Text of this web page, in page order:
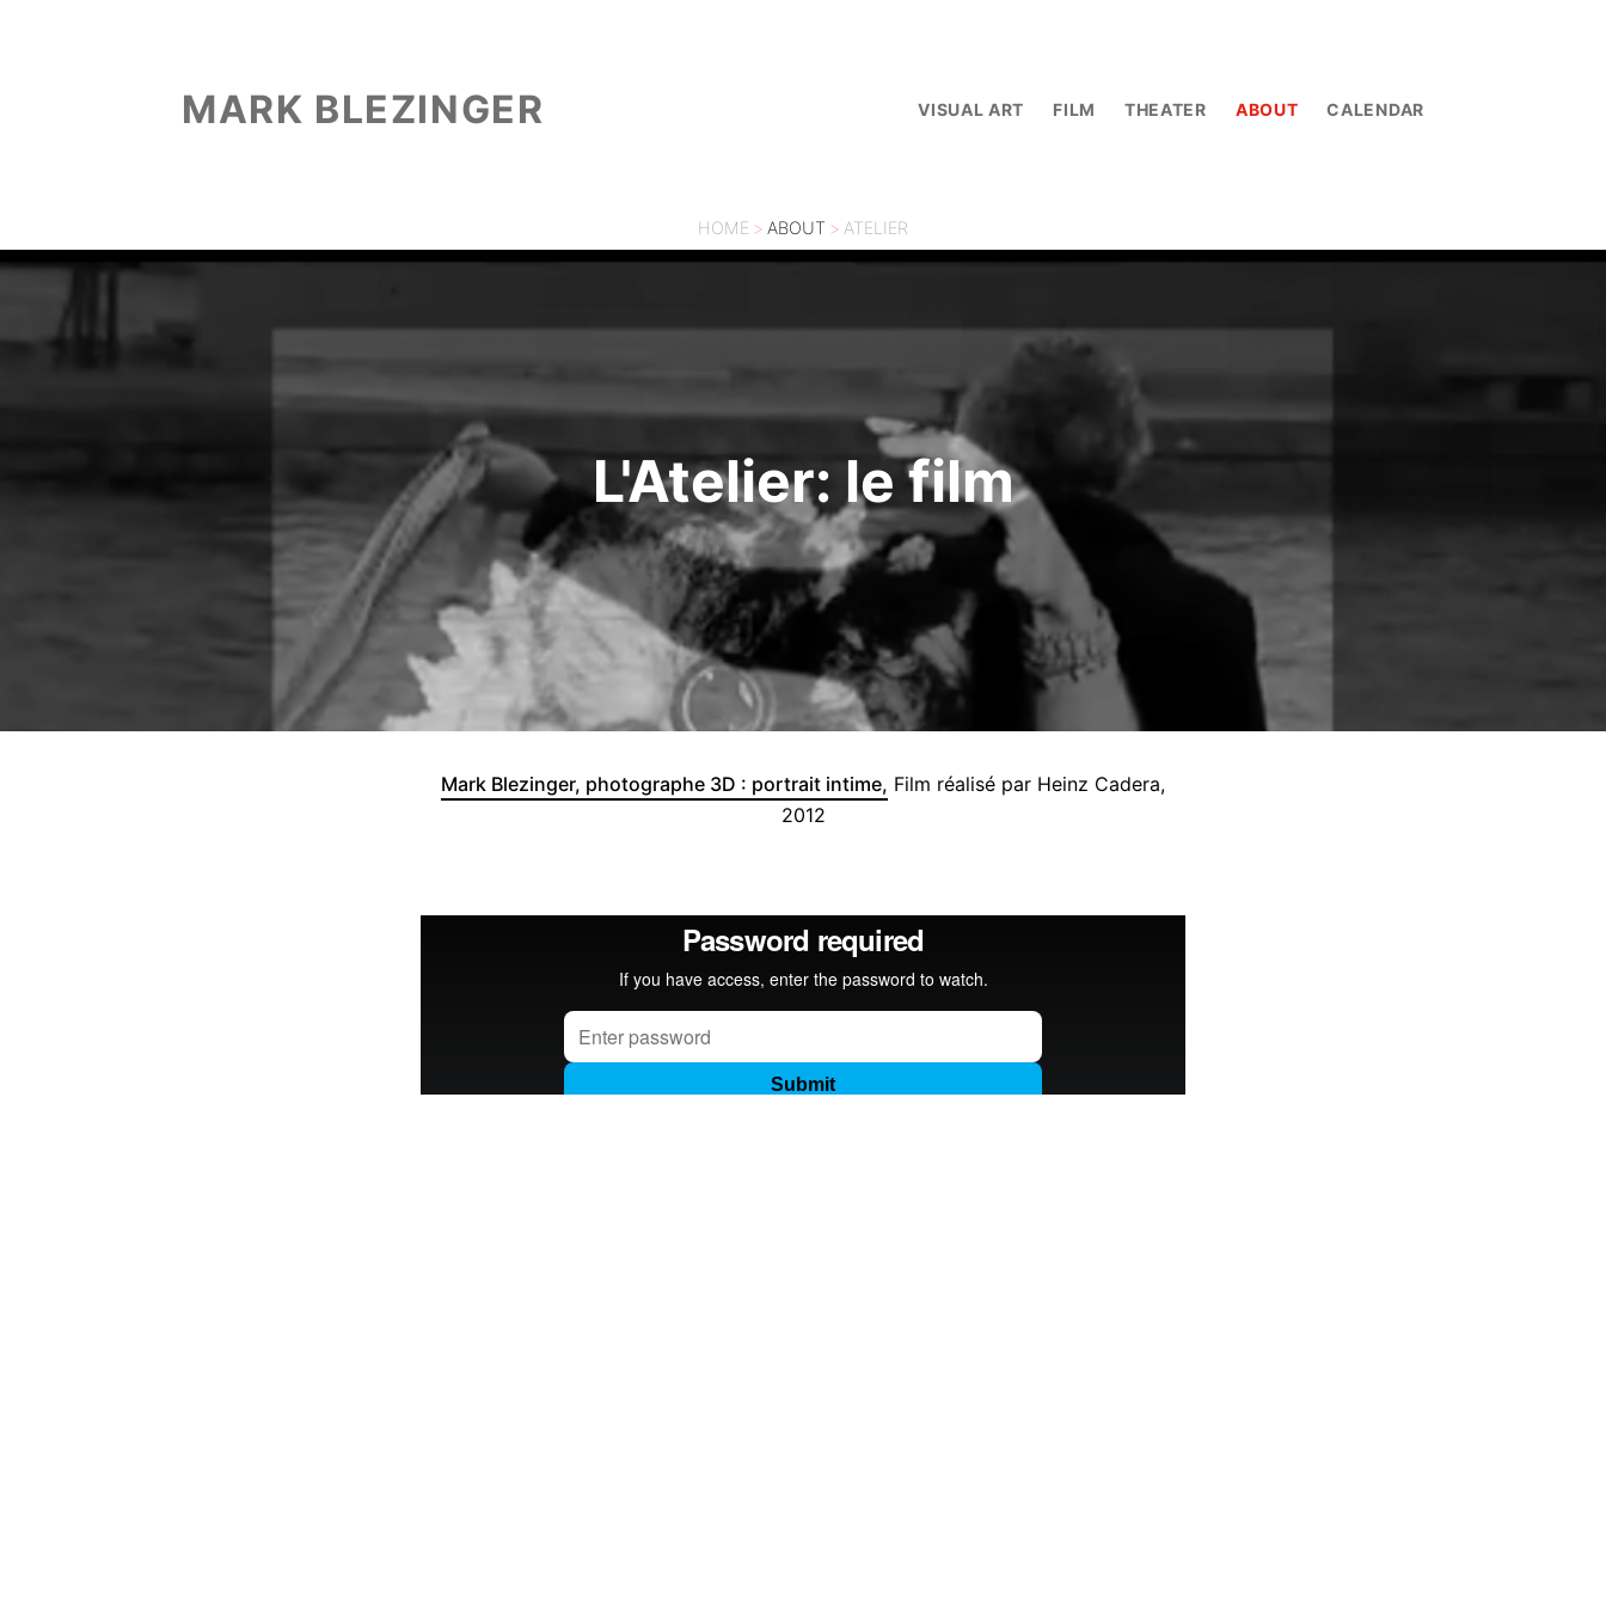
MARK BLEZINGER VISUAL ART FILM THEATER ABOUT CALENDAR
HOME > ABOUT > ATELIER
L'Atelier: le film
Mark Blezinger, photographe 3D : portrait intime, Film réalisé par Heinz Cadera,
2012